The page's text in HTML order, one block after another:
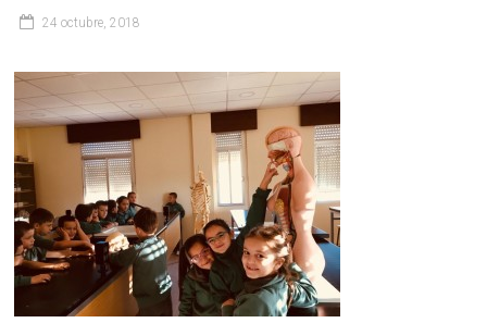
24 octubre, 2018